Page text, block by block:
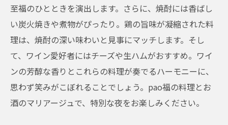
至福のひとときを演出します。さらに、焼酎には香ばし
い炭火焼きや煮物がぴったり。鶏の旨味が凝縮された料
理は、焼酎の深い味わいと見事にマッチします。そし
て、ワイン愛好者にはチーズや生ハムがおすすめ。ワイ
ンの芳醇な香りとこれらの料理が奏でるハーモニーに、
思わず笑みがこぼれることでしょう。pao福の料理とお
酒のマリアージュで、特別な夜をお楽しみください。